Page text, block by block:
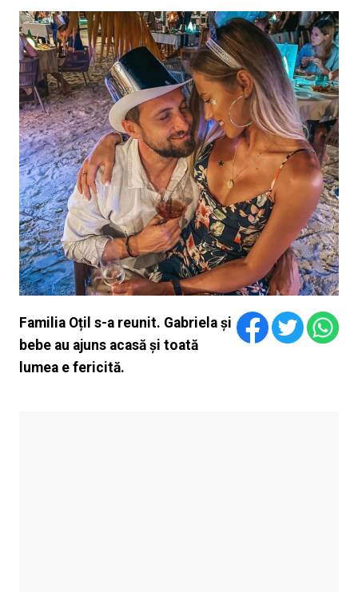
Familia Oțil s-a reunit. Gabriela și
bebe au ajuns acasă și toată
lumea e fericită.